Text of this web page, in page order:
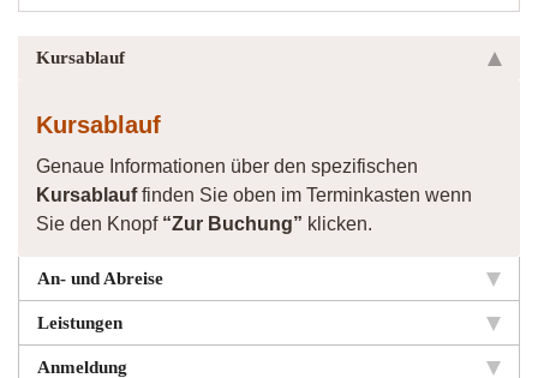
Kursablauf
Kursablauf
Genaue Informationen über den spezifischen
Kursablauffinden Sie oben im Terminkasten wenn
Sie den Knopf “Zur Buchung” klicken.
An- und Abreise
Leistungen
Anmeldung